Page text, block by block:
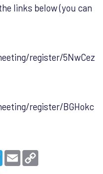
links below (you can
register/5NwCez
register/BGHokc
T
e
E
m